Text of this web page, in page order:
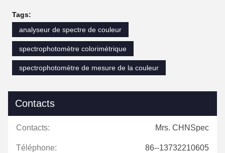
Tags:
analyseur de spectre de couleur
spectrophotomètre colorimétrique
spectrophotomètre de mesure de la couleur
Contacts
Contacts: Mrs. CHNSpec
Téléphone: 86--13732210605